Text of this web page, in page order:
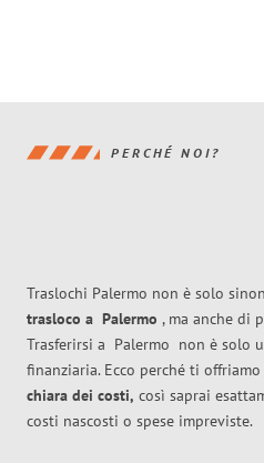
PERCHÉ NOI?
Traslochi Palermo non è solo
trasloco a Palermo , ma anche di
Trasferirsi a Palermo non è solo
finanziaria. Ecco perché ti offriamo
chiara dei costi, così saprai
costi nascosti o spese impreviste.